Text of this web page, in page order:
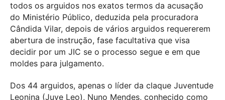
todos os arguidos nos exatos termos da acusação
do Ministério Público, deduzida pela procuradora
Cândida Vilar, depois de vários arguidos requererem
abertura de instrução, fase facultativa que visa
decidir por um JIC se o processo segue e em que
moldes para julgamento.
Dos 44 arguidos, apenas o líder da claque Juventude
Leonina (Juve Leo), Nuno Mendes, conhecido como